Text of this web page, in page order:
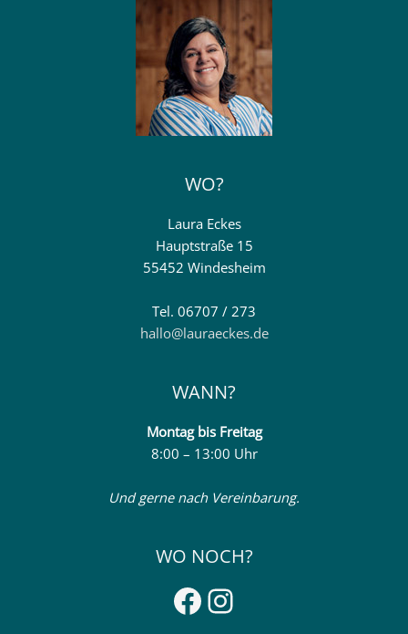
WO?
Laura Eckes
Hauptstraße 15
55452 Windesheim
Tel. 06707 / 273
hallo@lauraeckes.de
WANN?
Montagbis Freitag
8:00 – 13:00 Uhr
Und gerne nach Vereinbarung.
WO NOCH?
Facebook
Instagram